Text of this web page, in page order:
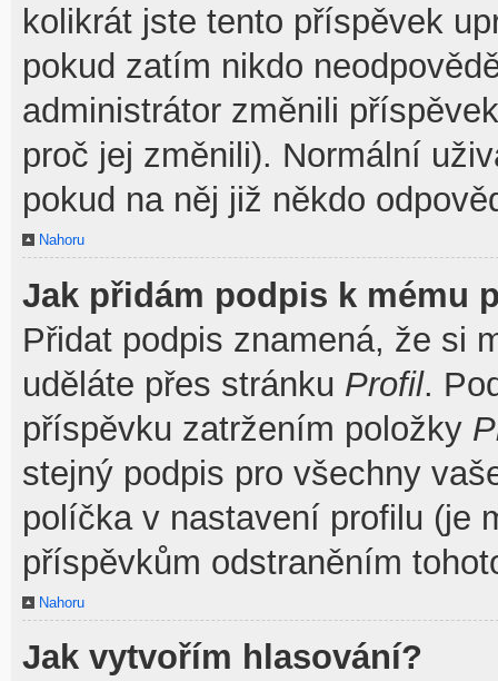
kolikrát jste tento příspěvek
pokud zatím nikdo
administrátor změnili
proč jej změnili). Normální
pokud na něj již někdo
Nahoru
Jak přidám podpis k mému
Přidat podpis znamená, že si
uděláte přes stránku Profil.
příspěvku zatržením položky
stejný podpis pro všechny
políčka v nastavení profilu (je
příspěvkům odstraněním
Nahoru
Jak vytvořím hlasování?